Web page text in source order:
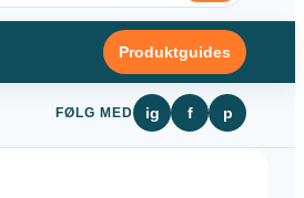
Produktguides
FØLG MED ig f p